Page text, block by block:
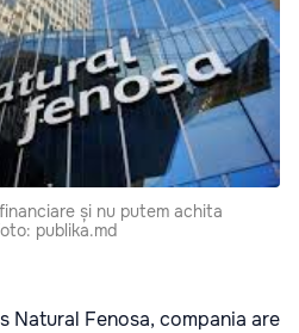
și nu putem achita
publika.md
Natural Fenosa, compania are